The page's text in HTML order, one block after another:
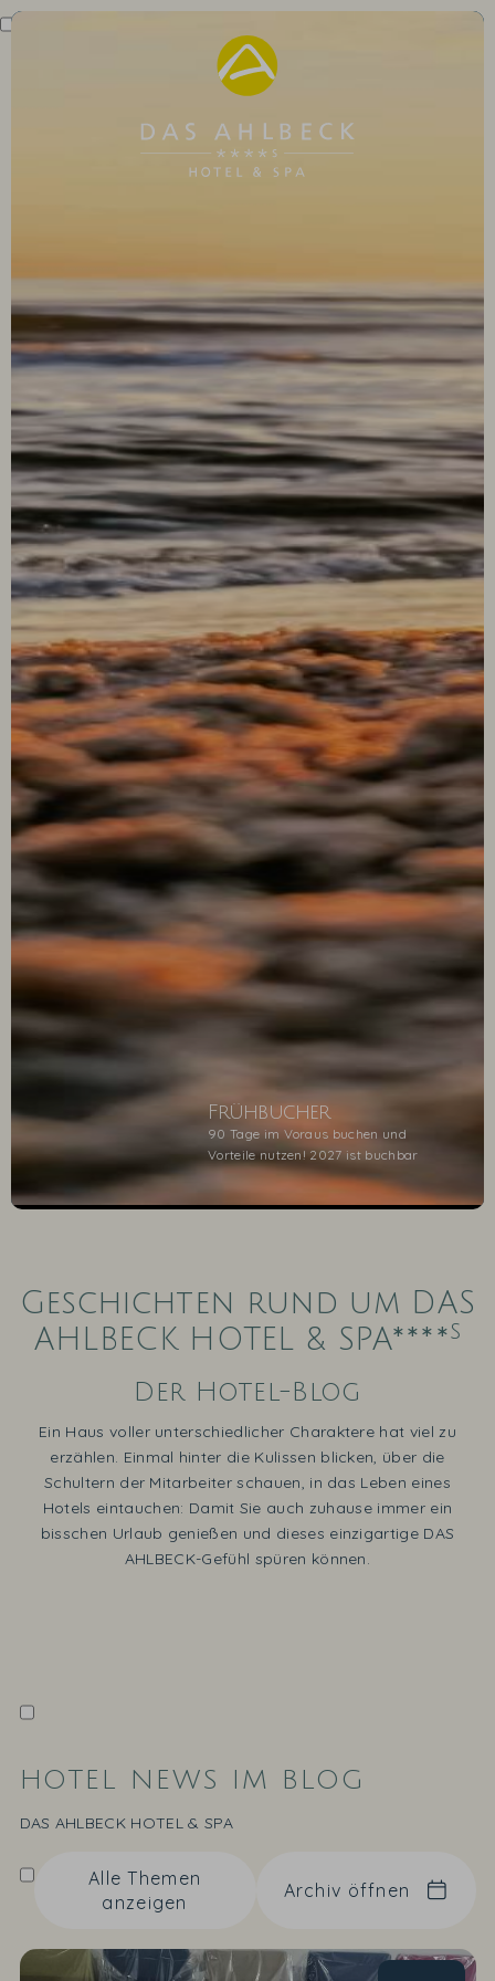
Frühbucher
90 Tage im Voraus buchen und
Vorteile nutzen! 2027 ist buchbar
Geschichten rund um DAS
AHLBECK HOTEL & SPA****s
Der Hotel-Blog
Ein Haus voller unterschiedlicher Charaktere hat viel zu
erzählen. Einmal hinter die Kulissen blicken, über die
Schultern der Mitarbeiter schauen, in das Leben eines
Hotels eintauchen: Damit Sie auch zuhause immer ein
bisschen Urlaub genießen und dieses einzigartige DAS
AHLBECK-Gefühl spüren können.
HOTEL NEWS IM BLOG
DAS AHLBECK HOTEL & SPA
Alle Themen
anzeigen
Archiv öffnen